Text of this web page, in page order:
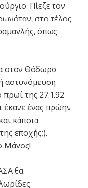
Πίεζε τον
στο τέλος
όπως
στον Θόδωρο
αστυνόμευση
της 27.1.92
έκανε ένας πρώην
κάποια
εποχής;).
Μάνος!
θα